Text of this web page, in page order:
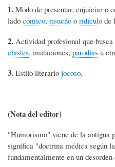
1. Modo de presentar, enjuiciar o
lado cómico, risueño o ridículo de
2. Actividad profesional que busca
chistes, imitaciones, parodias u
3. Estilo literario jocoso.
(Nota del editor)
"Humorismo" viene de la antigua
significa "doctrina médica según
fundamentalmente en un